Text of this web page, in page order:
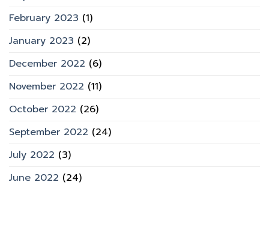
February 2023 (1)
January 2023 (2)
December 2022 (6)
November 2022 (11)
October 2022 (26)
September 2022 (24)
July 2022 (3)
June 2022 (24)